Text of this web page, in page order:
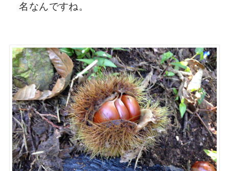
名なんですね。